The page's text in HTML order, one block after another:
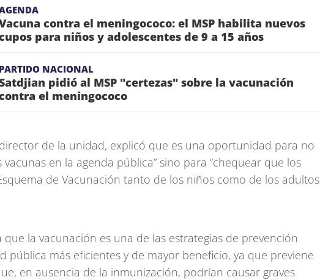
contra el meningococo: el MSP habilita nuevos
para niños y adolescentes de 9 a 15 años
PARTIDO NACIONAL
pidió al MSP "certezas" sobre la vacunación
el meningococo
de la unidad, explicó que es una oportunidad para no
vacunas en la agenda pública” sino para “chequear que los
de Vacunación tanto de los niños como de los adultos
que la vacunación es una de las estrategias de prevención
pública más eficientes y de mayor beneficio, ya que previene
en ausencia de la inmunización, podrían causar graves